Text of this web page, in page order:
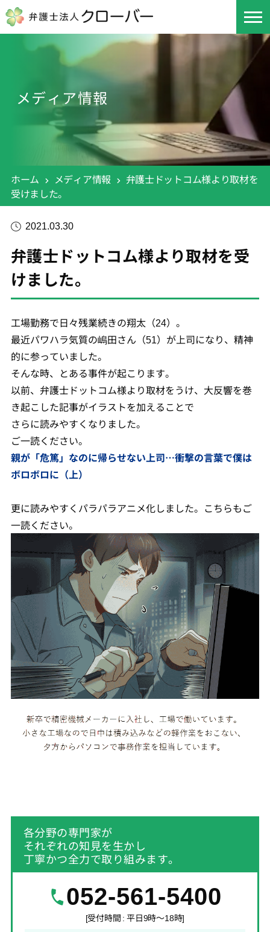
メディア情報
ホーム メディア情報
弁護士ドットコム様より取材を
受けました。
2021.03.30
弁護士ドットコム様より取材を受
けました。
工場勤務で日々残業続きの翔太（24）。
最近パワハラ気質の嶋田さん（51）が上司になり、精神
的に参っていました。
そんな時、とある事件が起こります。
以前、弁護士ドットコム様より取材をうけ、大反響を巻
き起こした記事がイラストを加えることで
さらに読みやすくなりました。
ご一読ください。
親が「危篤」なのに帰らせない上司…衝撃の言葉で僕は
ボロボロに（上）
更に読みやすくパラパラアニメ化しました。こちらもご
一読ください。
各分野の専門家が
それぞれの知見を生かし
丁寧かつ全力で取り組みます。
052-561-5400
[受付時間 : 平日9時～18時]